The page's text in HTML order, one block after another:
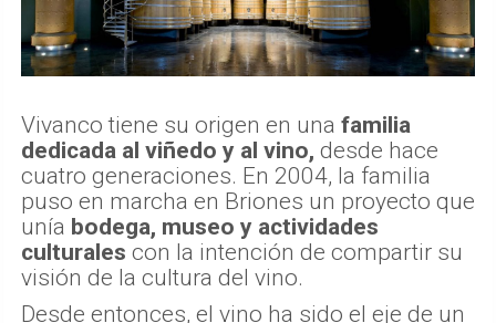
Vivanco tiene su origen en una familia
dedicada al viñedo y al vino, desde hace
cuatro generaciones. En 2004, la familia
puso en marcha en Briones un proyecto que
unía bodega, museo y actividades
culturales con la intención de compartir su
visión de la cultura del vino.
Desde entonces, el vino ha sido el eje de un